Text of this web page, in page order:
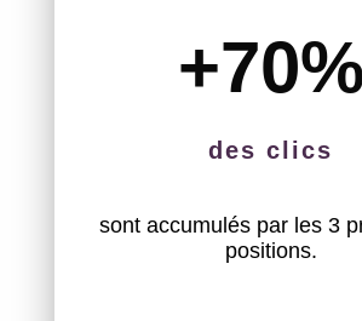
+70%
des clics
sont accumulés par les 3
positions.